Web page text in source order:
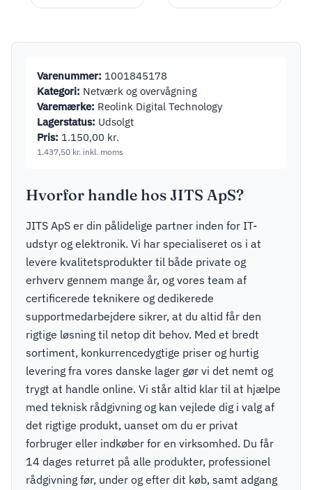
281,25kr.inkl. moms
Varenummer: 1001845178
Kategori: Netværk og overvågning
Varemærke: Reolink Digital Technology
Lagerstatus: Udsolgt
Pris: 1.150,00 kr.
1.437,50 kr. inkl. moms
Hvorfor handle hos JITS ApS?
JITS ApS er din pålidelige partner inden for IT-
udstyr og elektronik. Vi har specialiseret os i at
levere kvalitetsprodukter til både private og
erhverv gennem mange år, og vores team af
certificerede teknikere og dedikerede
supportmedarbejdere sikrer, at du altid får den
rigtige løsning til netop dit behov. Med et bredt
sortiment, konkurrencedygtige priser og hurtig
levering fra vores danske lager gør vi det nemt og
trygt at handle online. Vi står altid klar til at hjælpe
med teknisk rådgivning og kan vejlede dig i valg af
det rigtige produkt, uanset om du er privat
forbruger eller indkøber for en virksomhed. Du får
14 dages returret på alle produkter, professionel
rådgivning før, under og efter dit køb, samt adgang